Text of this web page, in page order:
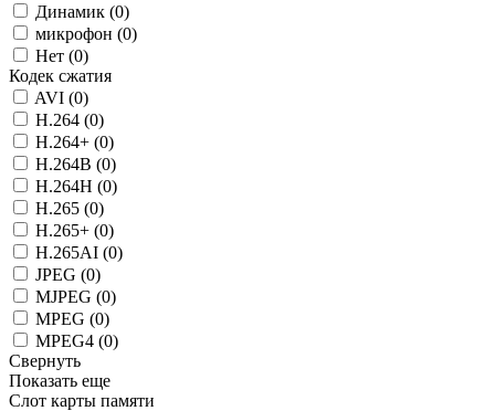
Динамик (0)
микрофон (0)
Нет (0)
Кодек сжатия
AVI (0)
H.264 (0)
H.264+ (0)
H.264B (0)
H.264H (0)
H.265 (0)
H.265+ (0)
H.265AI (0)
JPEG (0)
MJPEG (0)
MPEG (0)
MPEG4 (0)
Свернуть
Показать еще
Слот карты памяти